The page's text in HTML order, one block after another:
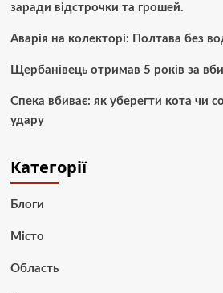
заради відстрочки та грошей.
Аварія на колекторі: Полтава без
Щербанівець отримав 5 років за
Спека вбиває: як уберегти кота чи
удару
Категорії
Блоги
Місто
Область